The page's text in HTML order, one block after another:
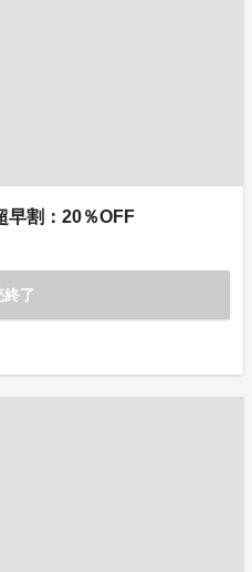
早割：20％OFF
終了